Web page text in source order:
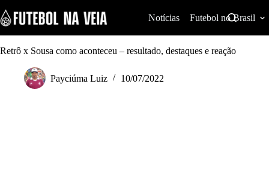
k
i
p
t
Notícias Futebol no Brasil
Retrô x Sousa como aconteceu – resultado, destaques e reação
Payciúma Luiz 10/07/2022